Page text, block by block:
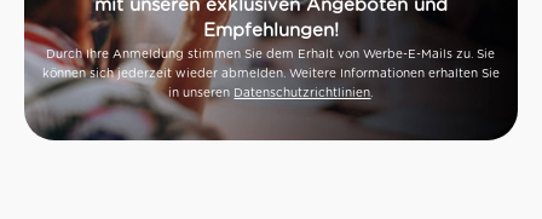
Empfehlungen!
Durch Ihre Anmeldung stimmen Sie dem Erhalt von Werbe-E-Mails zu. Sie
können sich jederzeit wieder abmelden. Weitere Informationen erhalten Sie
in unseren Datenschutzrichtlinien